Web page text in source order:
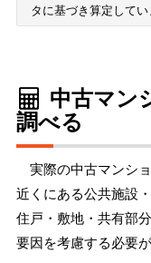
タに基づき算定してい
中古マン
調べる
実際の中古マンシ
近くにある公共施設
住戸・敷地・共有部
要因を考慮する必要が